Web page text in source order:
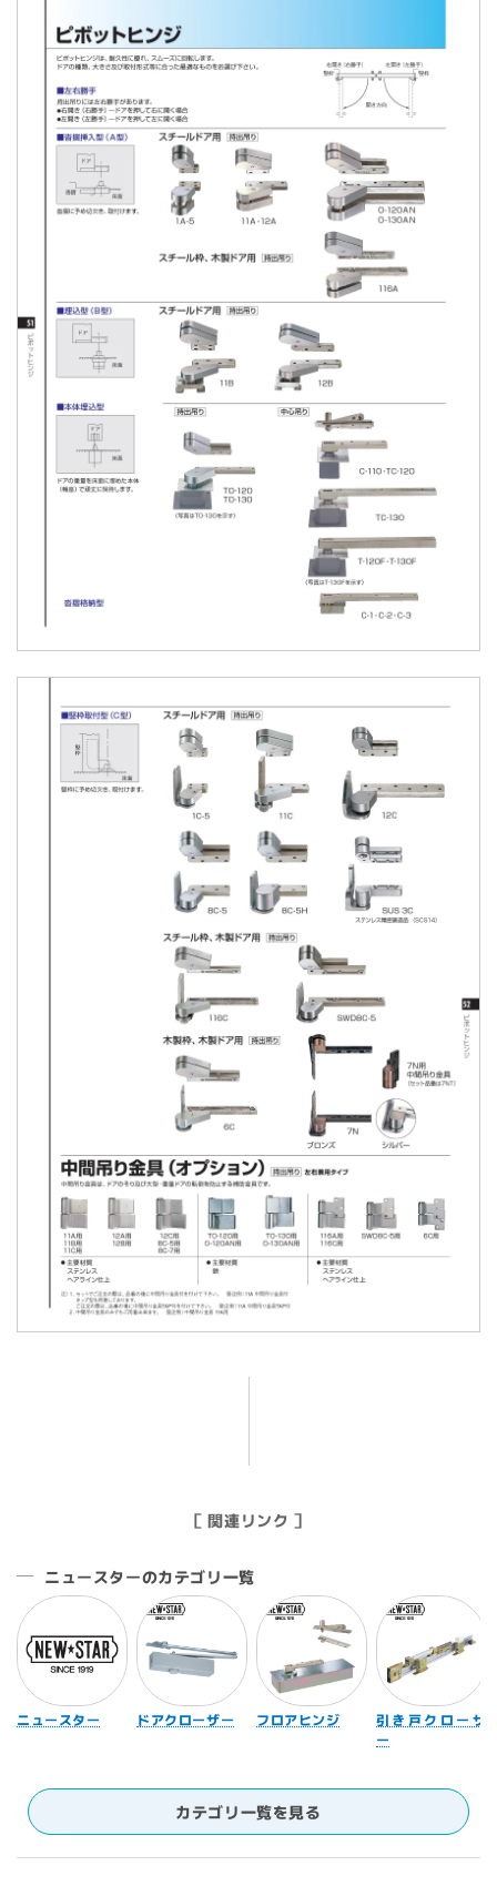
［ 関連リンク ］
ニュースターのカテゴリ一覧
ニュースター ドアクローザー フロアヒンジ
引き戸クローザ
ー
カテゴリ一覧を見る